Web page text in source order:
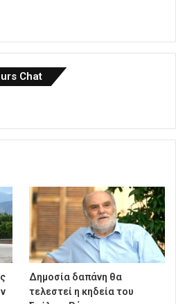
Chat
Δημοσία δαπάνη θα
τελεστεί η κηδεία του